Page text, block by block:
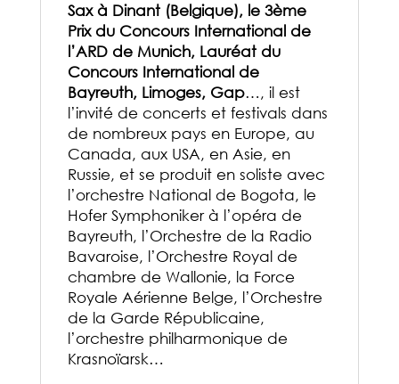
Sax à Dinant (Belgique), le 3ème
Prix du Concours International de
l’ARD de Munich, Lauréat du
Concours International de
Bayreuth, Limoges, Gap…, il est
l’invité de concerts et festivals dans
de nombreux pays en Europe, au
Canada, aux USA, en Asie, en
Russie, et se produit en soliste avec
l’orchestre National de Bogota, le
Hofer Symphoniker à l’opéra de
Bayreuth, l’Orchestre de la Radio
Bavaroise, l’Orchestre Royal de
chambre de Wallonie, la Force
Royale Aérienne Belge, l’Orchestre
de la Garde Républicaine,
l’orchestre philharmonique de
Krasnoïarsk…